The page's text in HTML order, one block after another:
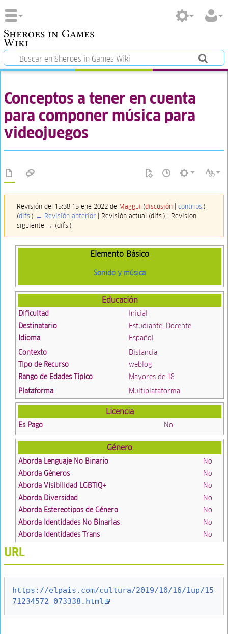
Sheroes in Games
Wiki
Conceptos a tener en cuenta
para componer música para
videojuegos
Revisión del 15:38 15 ene 2022 de Maggui (discusión| contribs.)
(difs.) ← Revisión anterior| Revisión actual (difs.) | Revisión
siguiente → (difs.)
Elemento Básico
Sonido y música
Educación
Dificultad
Inicial
Destinatario
Estudiante, Docente
Idioma
Español
Contexto
Distancia
Tipo de Recurso
weblog
Rango de Edades Típico
Mayores de 18
Plataforma
Multiplataforma
Licencia
Es Pago No
Género
Aborda Lenguaje No Binario
No
Aborda Géneros
No
Aborda Visibilidad LGBTIQ+
No
Aborda Diversidad
No
Aborda Estereotipos de Género
No
Aborda Identidades No Binarias
No
Aborda Identidades Trans
No
URL
https://elpais.com/cultura/2019/10/16/1up/15
71234572_073338.html